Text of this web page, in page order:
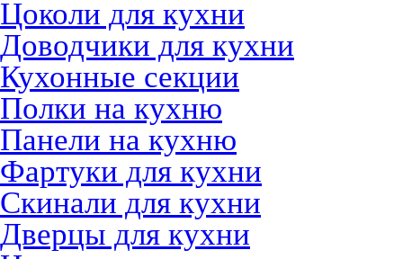
Цоколи для кухни
Доводчики для кухни
Кухонные секции
Полки на кухню
Панели на кухню
Фартуки для кухни
Скинали для кухни
Дверцы для кухни